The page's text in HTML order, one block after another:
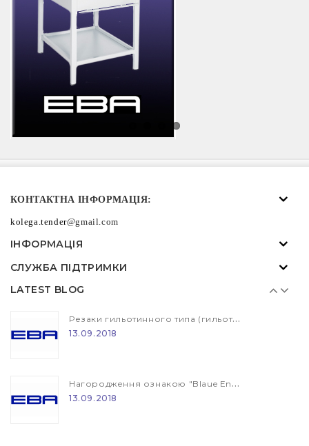
КОНТАКТНА ІНФОРМАЦІЯ:
kolega.tender@gmail.com
ІНФОРМАЦІЯ
СЛУЖБА ПІДТРИМКИ
LATEST BLOG
13.09.2018
13.09.2018
Резаки гильотинного типа (гильотина) EBA и IDEAL
13.09.2018
Нагородження ознакою "Blaue Engel"
13.09.2018